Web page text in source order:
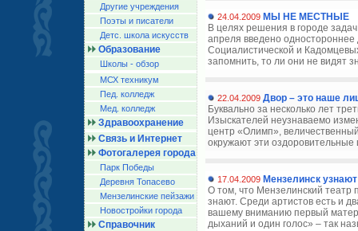
Другие учреждения
Поэты и писатели
Детс. школа искусств
Образование
Школы - обзор
МСХ техникум
Пед. колледж
Мед. колледж
Здравоохранение
Связь и Интернет
Фотогалерея города
Парк Победы
Деревня Топасево
Мензелинские пейзажи
Новостройки города
Справочник
24.04.2009 МЫ НЕ МЕСТНЫЕ
В целях решения в городе
апреля введено
Социалистической и
запомнить, то ли они не видят
22.04.2009 Двор – это наше
Буквально за несколько лет
Изыскателей неузнаваемо
центр «Олимп»,
окружают эти
17.04.2009 Мензелинск
О том, что Мензелинский театр
знают. Среди артистов есть и
вашему вниманию первый
дыханий и один голос» – так